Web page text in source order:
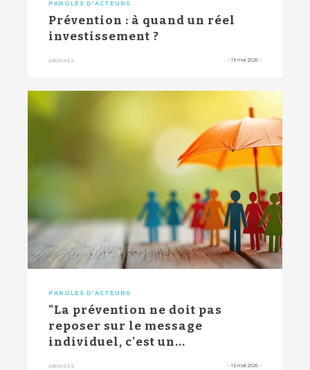
PAROLES D'ACTEURS
Prévention : à quand un réel
investissement ?
ABONNÉS - 13 mai 2026 -
PAROLES D'ACTEURS
"La prévention ne doit pas
reposer sur le message
individuel, c'est un...
ABONNÉS - 12 mai 2026 -